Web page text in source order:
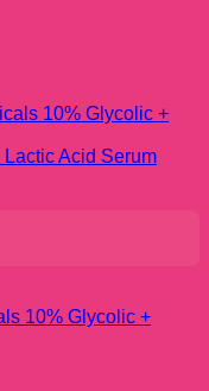
10% Glycolic +